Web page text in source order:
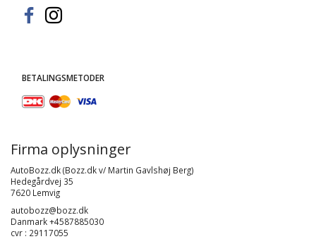
BETALINGSMETODER
Firma oplysninger
AutoBozz.dk (Bozz.dk v/ Martin Gavlshøj Berg)
Hedegårdvej 35
7620 Lemvig
autobozz@bozz.dk
Danmark +4587885030
cvr : 29117055